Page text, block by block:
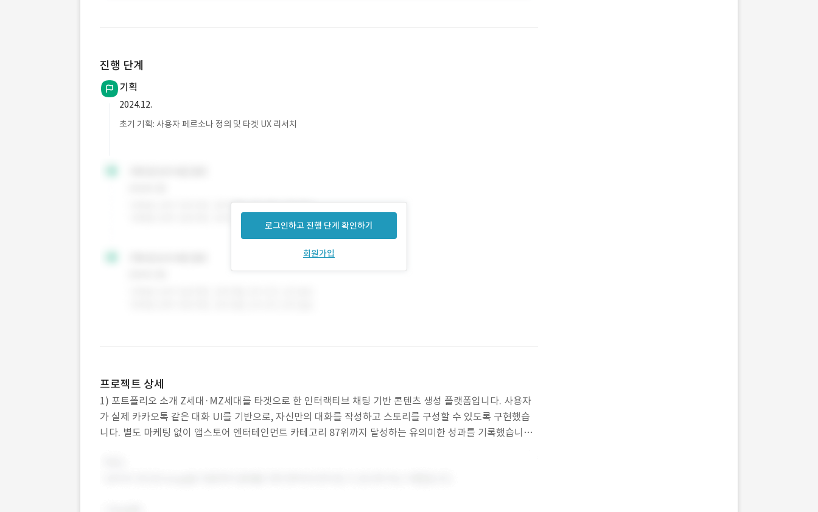
진행 단계
기획
2024.12.
초기 기획: 사용자 페르소나 정의 및 타겟 UX 리서치
로그인하고 진행 단계 확인하기
회원가입
프로젝트 상세
1) 포트폴리오 소개 Z세대·MZ세대를 타겟으로 한 인터랙티브 채팅 기반 콘텐츠 생성 플랫폼입니다. 사용자
가 실제 카카오톡 같은 대화 UI를 기반으로, 자신만의 대화를 작성하고 스토리를 구성할 수 있도록 구현했습
니다. 별도 마케팅 없이 앱스토어 엔터테인먼트 카테고리 87위까지 달성하는 유의미한 성과를 기록했습니다.